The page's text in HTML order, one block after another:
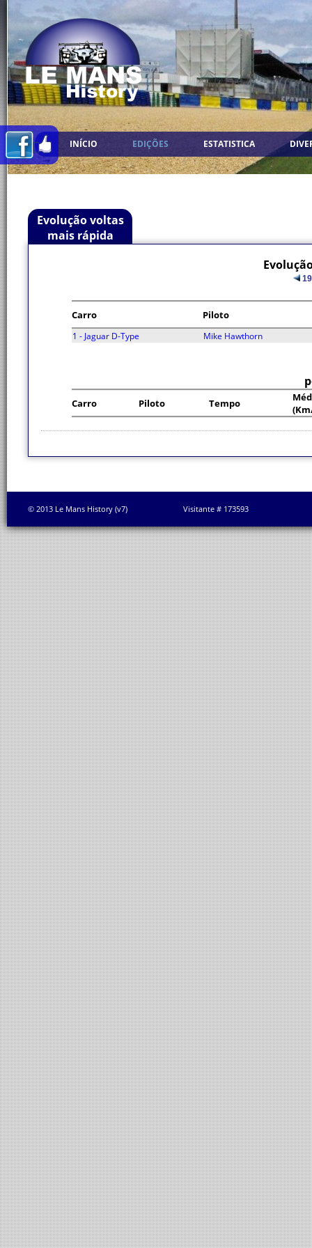
INÍCIO EDIÇÕES ESTATISTICA
Evolução voltas
mais rápida
Carro Piloto
1 - Jaguar D-Type Mike Hawthorn
Carro Piloto Tempo
© 2013 Le Mans History (v7) Visitante # 173593